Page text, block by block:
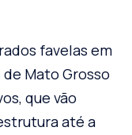
favelas em
Mato Grosso
que vão
até a